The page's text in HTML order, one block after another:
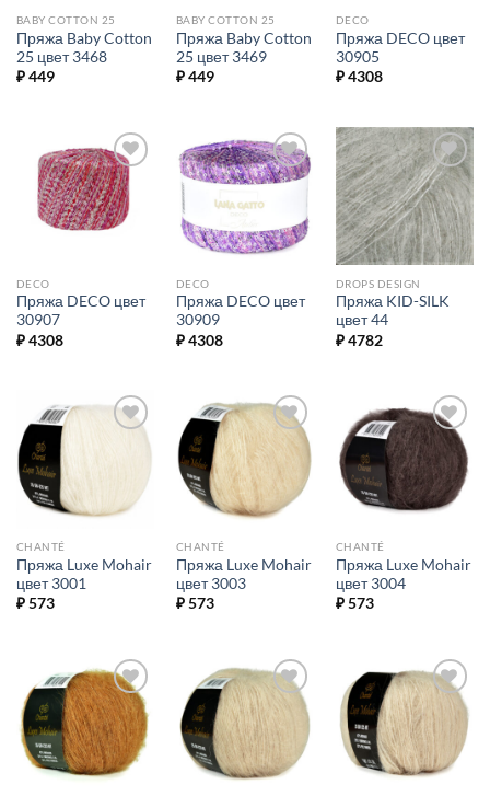
BABY COTTON 25
Пряжа Baby Cotton
25 цвет 3468
₽449
BABY COTTON 25
Пряжа Baby Cotton
25 цвет 3469
₽449
DECO
Пряжа DECO цвет
30905
₽4308
Добавить в
избранное.
DECO
Пряжа DECO цвет
30907
₽4308
Добавить в
DECO
Пряжа DECO цвет
30909
₽4308
Добавить в
избранное.
DROPS DESIGN
Пряжа KID-SILK
цвет 44
₽4782
CHANTÉ
Пряжа Luxe Mohair
цвет 3001
₽573
Добавить в
избранное.
CHANTÉ
Пряжа Luxe Mohair
цвет 3003
₽573
Добавить в
избранное.
CHANTÉ
Пряжа Luxe Mohair
цвет 3004
₽573
Добавить в
избранное.
Добавить в
избранное.
Добавить в
избранное.